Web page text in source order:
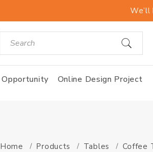
Opportunity Online Design Project
Home Products Tables Coffee